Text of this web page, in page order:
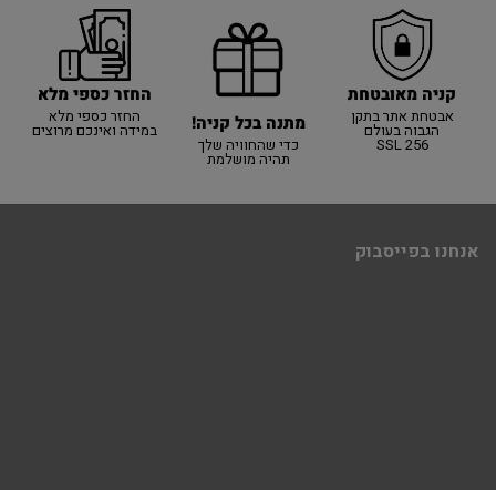
קניה מאובטחת
אבטחת אתר בתקן
הגבוה בעולם
SSL 256
מתנה בכל קניה!
כדי שהחוויה שלך
תהיה מושלמת
החזר כספי מלא
החזר כספי מלא
במידה ואינכם מרוצים
אנחנו בפייסבוק